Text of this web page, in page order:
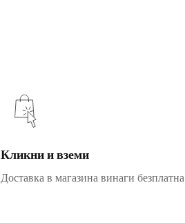
Кликни и вземи
Доставка в магазина винаги безплатна